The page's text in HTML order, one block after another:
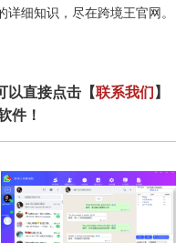
详细知识，尽在跨境王官网。
以直接点击【联系我们 】
件！